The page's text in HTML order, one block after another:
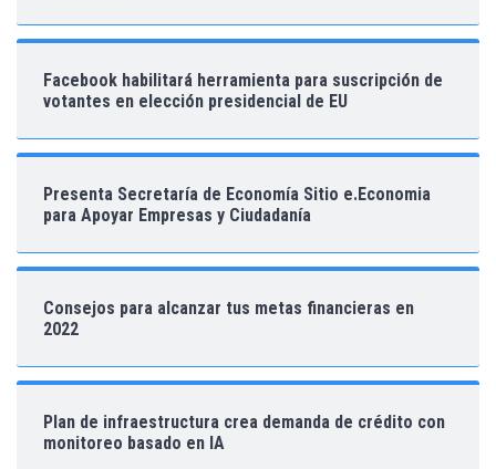
Facebook habilitará herramienta para suscripción de
votantes en elección presidencial de EU
Presenta Secretaría de Economía Sitio e.Economia
para Apoyar Empresas y Ciudadanía
Consejos para alcanzar tus metas financieras en
2022
Plan de infraestructura crea demanda de crédito con
monitoreo basado en IA